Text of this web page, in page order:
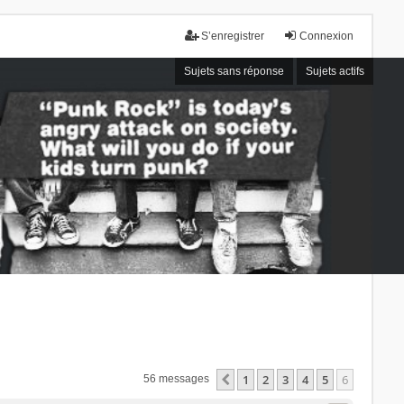
Connexion
S’enregistrer
Sujets sans réponse Sujets actifs
56 messages Précédente
1 2 3 4 5 6